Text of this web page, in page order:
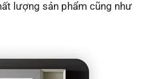
lượng sản phẩm cũng như